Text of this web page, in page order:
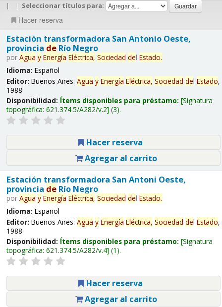
| | Seleccionar títulos para:
Hacer reserva
Estación transformadora San Antonio Oeste,
provincia deRío Negro
por Agua y Energía Eléctrica, Sociedad del Estado.
Idioma: Español
Editor: Buenos Aires: Agua y Energía Eléctrica, Sociedad del Estado,
1988
Disponibilidad: Ítems disponibles para préstamo: Signatura
topográfica: 621.374.5/A282/v.2 (3).
Hacer reserva
Agregar al carrito
Estación transformadora San Antoni Oeste,
provincia deRío Negro
por Agua y Energía Eléctrica, Sociedad del Estado.
Idioma: Español
Editor: Buenos Aires: Agua y Energía Eléctrica, Sociedad del Estado,
1988
Disponibilidad: Ítems disponibles para préstamo: Signatura
topográfica: 621.374.5/A282/v.4 (1).
Hacer reserva
Agregar al carrito